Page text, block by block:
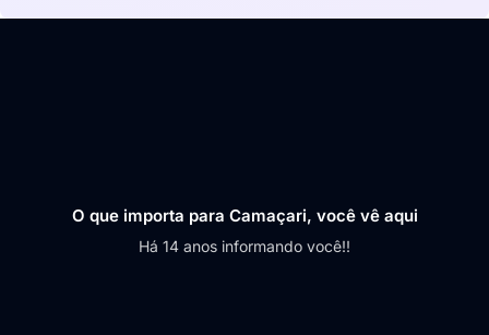
O que importa para Camaçari, você vê aqui
Há 14 anos informando você!!